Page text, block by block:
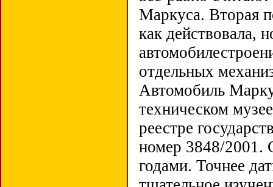
Маркуса. Вторая
как действовала,
отдельных
Автомобиль
техническом
реестре
номер 3848/2001.
годами. Точнее